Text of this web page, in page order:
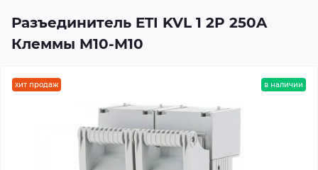
Разъединитель ETI KVL 1 2P 250A
Клеммы M10-M10
хит продаж в наличии